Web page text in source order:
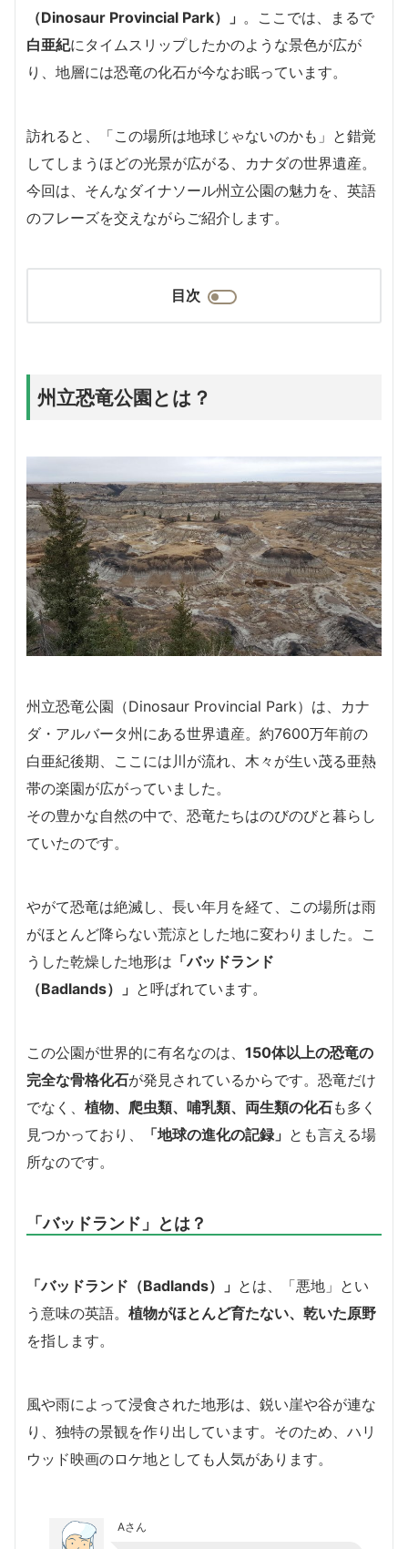
（Dinosaur Provincial Park）」 。ここでは、まるで
白亜紀にタイムスリップしたかのような景色が広が
り、地層には恐竜の化石が今なお眠っています。
訪れると、「この場所は地球じゃないのかも」と錯覚
してしまうほどの光景が広がる、カナダの世界遺産。
今回は、そんなダイナソール州立公園の魅力を、英語
のフレーズを交えながらご紹介します。
目次
州立恐竜公園とは？
州立恐竜公園（Dinosaur Provincial Park）は、カナ
ダ・アルバータ州にある世界遺産。約7600万年前の
白亜紀後期、ここには川が流れ、木々が生い茂る亜熱
帯の楽園が広がっていました。
その豊かな自然の中で、恐竜たちはのびのびと暮らし
ていたのです。
やがて恐竜は絶滅し、長い年月を経て、この場所は雨
がほとんど降らない荒涼とした地に変わりました。こ
うした乾燥した地形は 「バッドランド
（Badlands）」 と呼ばれています。
この公園が世界的に有名なのは、 150体以上の恐竜の
完全な骨格化石が発見されているからです。恐竜だけ
でなく、 植物、爬虫類、哺乳類、両生類の化石も多く
見つかっており、
「地球の進化の記録」 とも言える場
所なのです。
「バッドランド」とは？
「バッドランド（Badlands）」 とは、「悪地」とい
う意味の英語。 植物がほとんど育たない、乾いた原野
を指します。
風や雨によって浸食された地形は、鋭い崖や谷が連な
り、独特の景観を作り出しています。そのため、ハリ
ウッド映画のロケ地としても人気があります。
Aさん